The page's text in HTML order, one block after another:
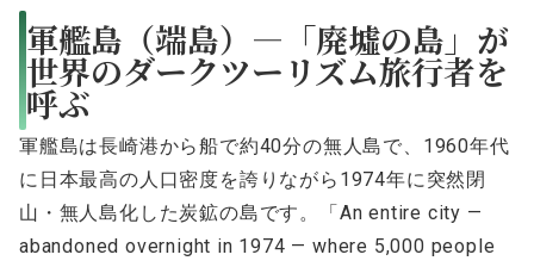
軍艦島（端島）—「廃墟の島」が
世界のダークツーリズム旅行者を
呼ぶ
軍艦島は長崎港から船で約40分の無人島で、1960年代
に日本最高の人口密度を誇りながら1974年に突然閉
山・無人島化した炭鉱の島です。「An entire city —
abandoned overnight in 1974 — where 5,000 people